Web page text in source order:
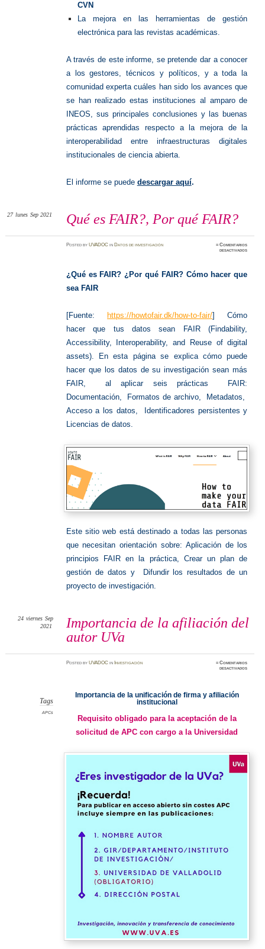
CVN
La mejora en las herramientas de gestión
electrónica para las revistas académicas.
A través de este informe, se pretende dar a conocer
a los gestores, técnicos y políticos, y a toda la
comunidad experta cuáles han sido los avances que
se han realizado estas instituciones al amparo de
INEOS, sus principales conclusiones y las buenas
prácticas aprendidas respecto a la mejora de la
interoperabilidad entre infraestructuras digitales
institucionales de ciencia abierta.
El informe se puede descargar aquí.
Qué es FAIR?, Por qué FAIR?
27 lunes Sep 2021
PostedbyUVADOC in Datos de investigación ≈Comentarios
desactivadosen
qué
¿Qué es FAIR? ¿Por qué FAIR? Cómo hacer que
sea FAIR
[Fuente: https://howtofair.dk/how-to-fair/] Cómo
hacer que tus datos sean FAIR (Findability,
Accessibility, Interoperability, and Reuse of digital
assets). En esta página se explica cómo puede
hacer que los datos de su investigación sean más
FAIR, al aplicar seis prácticas FAIR:
Documentación, Formatos de archivo, Metadatos,
Acceso a los datos, Identificadores persistentes y
Licencias de datos.
Este sitio web está destinado a todas las personas
que necesitan orientación sobre: Aplicación de los
principios FAIR en la práctica, Crear un plan de
gestión de datos y Difundir los resultados de un
proyecto de investigación.
Importancia de la afiliación del
autor UVa
24 viernes Sep
2021
PostedbyUVADOC in Investigación ≈Comentarios
desactivadosen
Tags
APCs
Importancia de la unificación de firma y afiliación
institucional
Requisito obligado para la aceptación de la
solicitud de APC con cargo a la Universidad